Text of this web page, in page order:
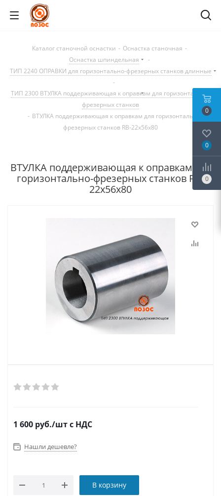
Каталог станочной оснастки - Оснастка станочная -
Оснастка шпиндельная
-
ТИП 2240 ОПРАВКИ для горизонтально-фрезерных станков длинные
-
ТИП 2300 ВТУЛКА поддерживающая к оправкам для горизонтально-
фрезерных станков
- ВТУЛКА поддерживающая к оправкам для горизонтально-
фрезерных станков RB-22x56x80
ВТУЛКА поддерживающая к оправкам для
горизонтально-фрезерных станков RB-
22x56x80
1 600 руб./штс НДС
Нашли дешевле?
В корзину
0
0
0